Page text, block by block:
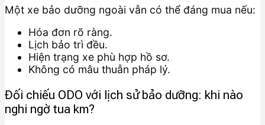
Một xe bảo dưỡng ngoài vẫn có thể đáng mua nếu:
Hóa đơn rõ ràng.
Lịch bảo trì đều.
Hiện trạng xe phù hợp hồ sơ.
Không có mâu thuẫn pháp lý.
Đối chiếu ODO với lịch sử bảo dưỡng: khi nào
nghi ngờ tua km?